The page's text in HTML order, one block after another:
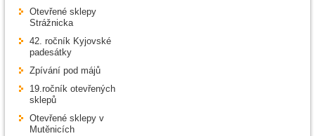
Otevřené sklepy
Strážnicka
42. ročník Kyjovské
padesátky
Zpívání pod májů
19.ročník otevřených
sklepů
Otevřené sklepy v
Mutěnicích